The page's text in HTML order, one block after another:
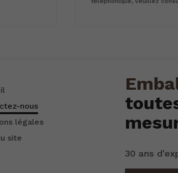
nous
légales
site
30 ans